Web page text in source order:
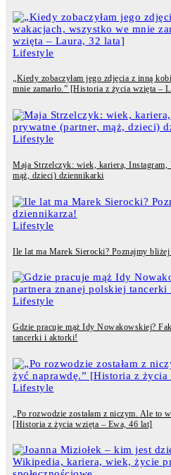
Lifestyle
„Kiedy zobaczyłam jego zdjęcia z inną
mnie zamarło.” [Historia z życia wzięta –
Lifestyle
Maja Strzelczyk: wiek, kariera,
mąż, dzieci) dziennikarki
Lifestyle
Ile lat ma Marek Sierocki? Poznajmy bliżej
Lifestyle
Gdzie pracuje mąż Idy Nowakowskiej?
tancerki i aktorki!
Lifestyle
„Po rozwodzie zostałam z niczym. Ale to
[Historia z życia wzięta – Ewa, 46 lat]